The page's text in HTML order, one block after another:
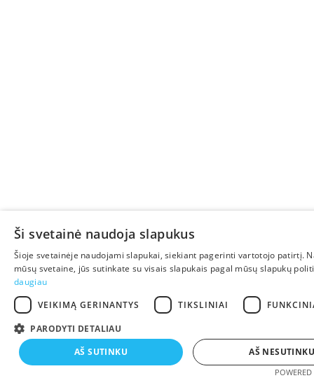
Ši svetainė naudoja slapukus
Šioje svetainėje naudojami slapukai, siekiant pagerinti vartotojo patirtį.
mūsų svetaine, jūs sutinkate su visais slapukais pagal mūsų slapukų
daugiau
VEIKIMĄ GERINANTYS
TIKSLINIAI
PARODYTI DETALIAU
AŠ SUTINKU
AŠ NESUTINKU